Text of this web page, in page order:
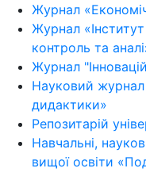
Журнал
Журнал
контроль та
Журнал
Науковий журнал
дидактики»
Репозитарій
Навчальні,
вищої освіти